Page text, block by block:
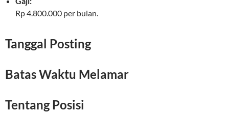
Rp 4.800.000 per bulan.
Tanggal Posting
Batas Waktu Melamar
Tentang Posisi